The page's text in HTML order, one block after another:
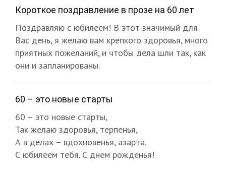
Короткое поздравление в прозе на 60 лет
Поздравляю с юбилеем! В этот значимый для
Вас день, я желаю вам крепкого здоровья, много
приятных пожеланий, и чтобы дела шли так, как
они и запланированы.
60 – это новые старты
60 – это новые старты,
Так желаю здоровья, терпенья,
А в делах – вдохновенья, азарта.
С юбилеем тебя. С днем рожденья!